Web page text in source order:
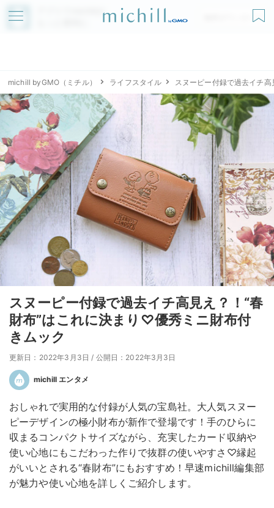
アプリでmichillが
無料ダウンロード
michill byGMO（ミチル） ライフスタイル スヌーピー付録で過去イチ
スヌーピー付録で過去イチ高見え？！“春
財布”はこれに決まり♡優秀ミニ財布付
きムック
更新日：2022年3月3日 / 公開日：2022年3月3日
michill エンタメ
おしゃれで実用的な付録が人気の宝島社。大人気スヌー
ピーデザインの極小財布が新作で登場です！手のひらに
収まるコンパクトサイズながら、充実したカード収納や
使い心地にもこだわった作りで抜群の使いやすさ♡縁起
がいいとされる“春財布”にもおすすめ！早速michill編集部
が魅力や使い心地を詳しくご紹介します。